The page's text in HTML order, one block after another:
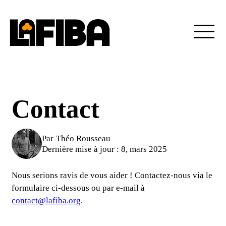
Contact
Par Théo Rousseau
Dernière mise à jour : 8, mars 2025
Nous serions ravis de vous aider ! Contactez-nous via le
formulaire ci-dessous ou par e-mail à
contact@lafiba.org.